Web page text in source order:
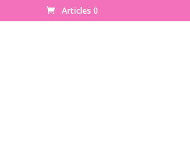
Articles 0